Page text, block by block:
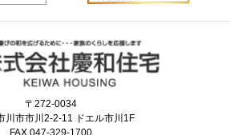
〒272-0034
川市市川2-2-11 ドエル市川1F
FAX.047-329-1700